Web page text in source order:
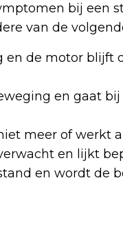
bij een
van de
de motor blijft
en gaat
meer of werkt
en lijkt
en wordt de